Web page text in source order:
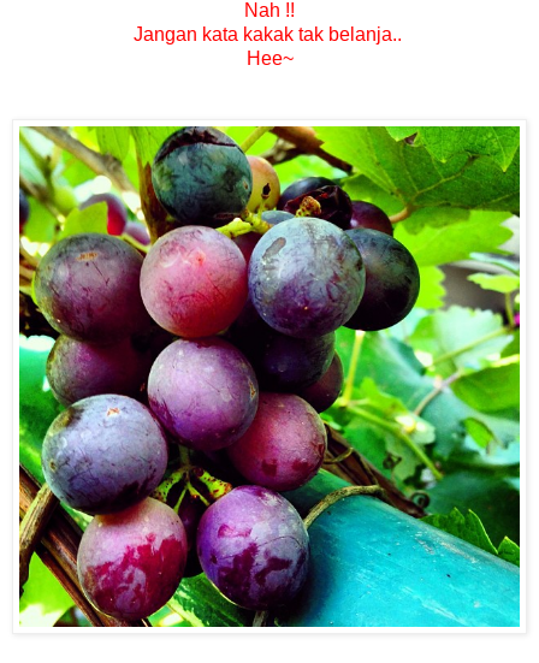
Nah !!
Jangan kata kakak tak belanja..
Hee~